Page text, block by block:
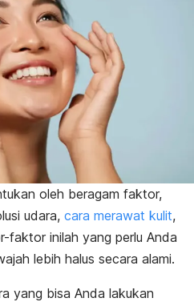
oleh beragam faktor,
udara, cara merawat kulit,
faktor inilah yang perlu Anda
lebih halus secara alami.
yang bisa Anda lakukan